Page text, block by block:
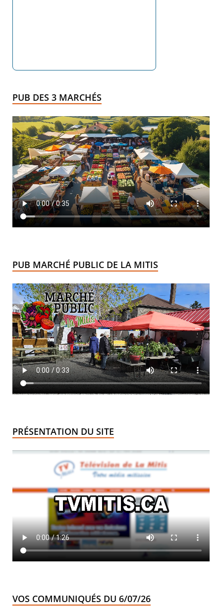
PUB DES 3 MARCHÉS
PUB MARCHÉ PUBLIC DE LA MITIS
PRÉSENTATION DU SITE
VOS COMMUNIQUÉS DU 6/07/26